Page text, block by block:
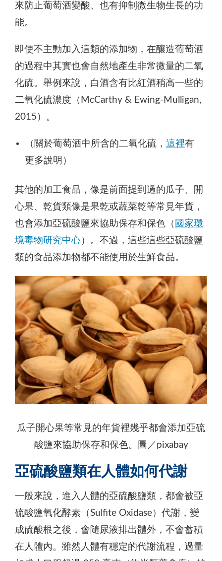
來防止葡萄酒變酸、也有抑制微生物生長的功
能。
即使不主動加入這類的添加物，在釀造葡萄酒
的過程中其實也會自然地產生非常微量的二氧
化硫。舉例來說，白酒含有比紅酒稍高一些的
二氧化硫濃度（McCarthy & Ewing-Mulligan,
2015）。
（關於葡萄酒中所含的二氧化硫， 這裡有
更多說明）
其他的加工食品，像是前面提到過的瓜子、開
心果、乾貨類像是果乾或蔬菜乾等常見年貨，
也會添加亞硫酸鹽來協助保存和保色（ 國家環
境毒物研究中心）。不過，這些這些亞硫酸鹽
類的食品添加物都不能使用於生鮮食品。
瓜子開心果等常見的年貨裡幾乎都會添加亞硫
酸鹽來協助保存和保色。圖／pixabay
亞硫酸鹽類在人體如何代謝
一般來說，進入人體的亞硫酸鹽類，都會被亞
硫酸鹽氧化酵素（Sulfite Oxidase）代謝，變
成硫酸根之後，會隨尿液排出體外，不會蓄積
在人體內。雖然人體有穩定的代謝流程，過量